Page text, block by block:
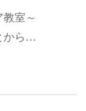
室～
らだ